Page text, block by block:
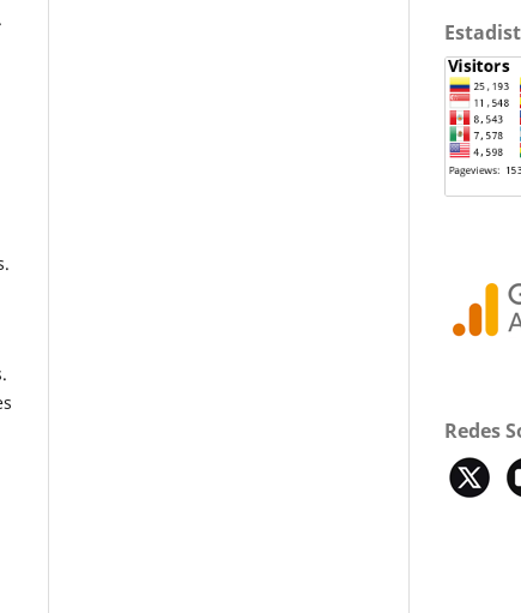
Redes